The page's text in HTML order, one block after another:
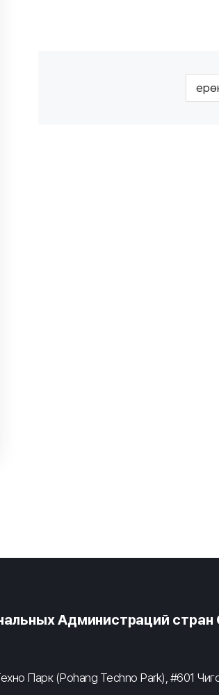
Администраций стран
Парк (Pohang Techno Park), #601